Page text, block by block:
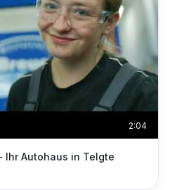
2:04
Ihr Autohaus in Telgte